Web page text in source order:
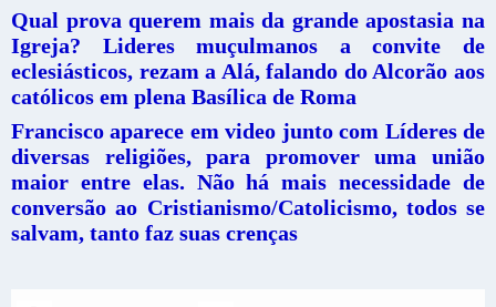
Qual prova querem mais da grande apostasia na
Igreja? Lideres muçulmanos a convite de
eclesiásticos, rezam a Alá, falando do Alcorão aos
católicos em plena Basílica de Roma
Francisco aparece em video junto com Líderes de
diversas religiões, para promover uma união
maior entre elas. Não há mais necessidade de
conversão ao Cristianismo/Catolicismo, todos se
salvam, tanto faz suas crenças